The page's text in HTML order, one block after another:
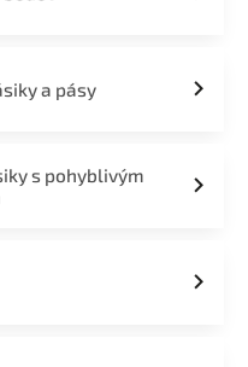
a pásy
s pohyblivým